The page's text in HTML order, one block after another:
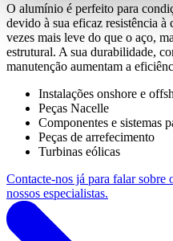
O alumínio é perfeito para
devido à sua eficaz resistência à
vezes mais leve do que o aço,
estrutural. A sua durabilidade,
manutenção aumentam a
Instalações onshore e
Peças Nacelle
Componentes e sistemas
Peças de arrefecimento
Turbinas eólicas
Contacte-nos já para falar
nossos especialistas.